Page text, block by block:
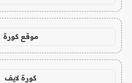
موقع كورة
كورة لايف